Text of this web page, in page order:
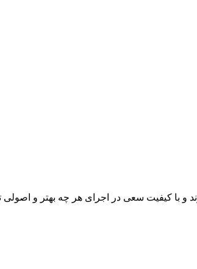
و با کیفیت سعی در اجرای هر چه بهتر و اصولی